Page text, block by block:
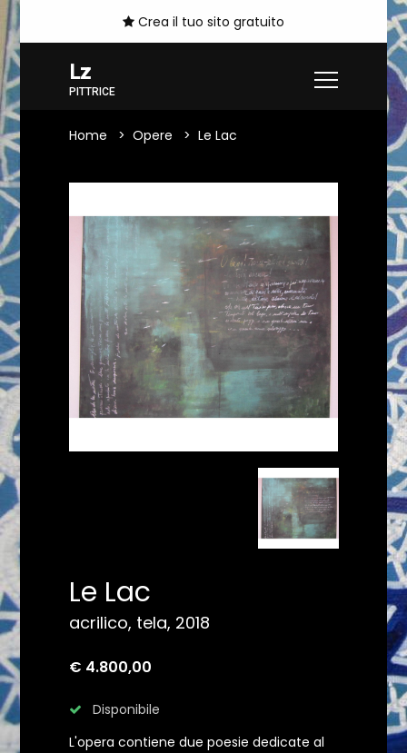
Crea il tuo sito gratuito
Lz
PITTRICE
Home Opere Le Lac
Le Lac
acrilico, tela, 2018
€ 4.800,00
Disponibile
L'opera contiene due poesie dedicate al